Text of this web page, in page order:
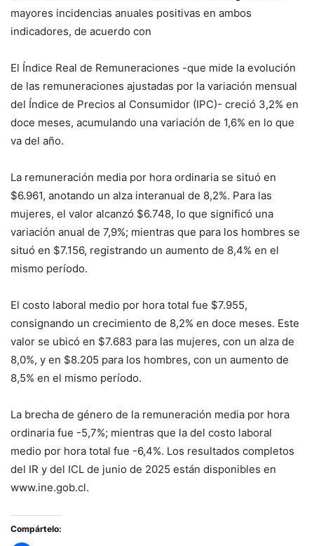
mayores incidencias anuales positivas en ambos
indicadores, de acuerdo con
El Índice Real de Remuneraciones -que mide la evolución
de las remuneraciones ajustadas por la variación mensual
del Índice de Precios al Consumidor (IPC)- creció 3,2% en
doce meses, acumulando una variación de 1,6% en lo que
va del año.
La remuneración media por hora ordinaria se situó en
$6.961, anotando un alza interanual de 8,2%. Para las
mujeres, el valor alcanzó $6.748, lo que significó una
variación anual de 7,9%; mientras que para los hombres se
situó en $7.156, registrando un aumento de 8,4% en el
mismo período.
El costo laboral medio por hora total fue $7.955,
consignando un crecimiento de 8,2% en doce meses. Este
valor se ubicó en $7.683 para las mujeres, con un alza de
8,0%, y en $8.205 para los hombres, con un aumento de
8,5% en el mismo período.
La brecha de género de la remuneración media por hora
ordinaria fue -5,7%; mientras que la del costo laboral
medio por hora total fue -6,4%. Los resultados completos
del IR y del ICL de junio de 2025 están disponibles en
www.ine.gob.cl.
Compártelo: